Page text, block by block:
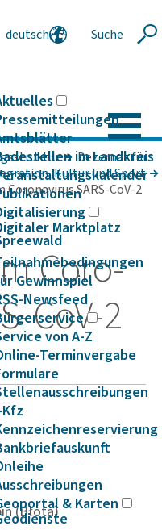
deutsch
Suche
im Landkreis
Marktplatz
Gewinnspiel
Newsfeed
von A-Z
Terminvergabe
& Karten
Dezernat für
Kultur und Sport
SARS-CoV-2
Coro­
CoV-2
(Błota)